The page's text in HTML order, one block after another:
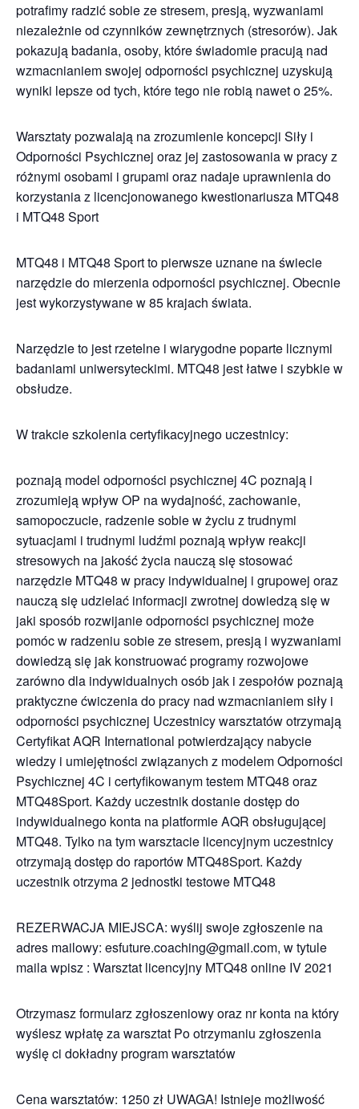
potrafimy radzić sobie ze stresem, presją, wyzwaniami
niezależnie od czynników zewnętrznych (stresorów). Jak
pokazują badania, osoby, które świadomie pracują nad
wzmacnianiem swojej odporności psychicznej uzyskują
wyniki lepsze od tych, które tego nie robią nawet o 25%.
Warsztaty pozwalają na zrozumienie koncepcji Siły i
Odporności Psychicznej oraz jej zastosowania w pracy z
różnymi osobami i grupami oraz nadaje uprawnienia do
korzystania z licencjonowanego kwestionariusza MTQ48
i MTQ48 Sport
MTQ48 i MTQ48 Sport to pierwsze uznane na świecie
narzędzie do mierzenia odporności psychicznej. Obecnie
jest wykorzystywane w 85 krajach świata.
Narzędzie to jest rzetelne i wiarygodne poparte licznymi
badaniami uniwersyteckimi. MTQ48 jest łatwe i szybkie w
obsłudze.
W trakcie szkolenia certyfikacyjnego uczestnicy:
poznają model odporności psychicznej 4C poznają i
zrozumieją wpływ OP na wydajność, zachowanie,
samopoczucie, radzenie sobie w życiu z trudnymi
sytuacjami i trudnymi ludźmi poznają wpływ reakcji
stresowych na jakość życia nauczą się stosować
narzędzie MTQ48 w pracy indywidualnej i grupowej oraz
nauczą się udzielać informacji zwrotnej dowiedzą się w
jaki sposób rozwijanie odporności psychicznej może
pomóc w radzeniu sobie ze stresem, presją i wyzwaniami
dowiedzą się jak konstruować programy rozwojowe
zarówno dla indywidualnych osób jak i zespołów poznają
praktyczne ćwiczenia do pracy nad wzmacnianiem siły i
odporności psychicznej Uczestnicy warsztatów otrzymają
Certyfikat AQR International potwierdzający nabycie
wiedzy i umiejętności związanych z modelem Odporności
Psychicznej 4C i certyfikowanym testem MTQ48 oraz
MTQ48Sport. Każdy uczestnik dostanie dostęp do
indywidualnego konta na platformie AQR obsługującej
MTQ48. Tylko na tym warsztacie licencyjnym uczestnicy
otrzymają dostęp do raportów MTQ48Sport. Każdy
uczestnik otrzyma 2 jednostki testowe MTQ48
REZERWACJA MIEJSCA: wyślij swoje zgłoszenie na
adres mailowy: esfuture.coaching@gmail.com, w tytule
maila wpisz : Warsztat licencyjny MTQ48 online IV 2021
Otrzymasz formularz zgłoszeniowy oraz nr konta na który
wyślesz wpłatę za warsztat Po otrzymaniu zgłoszenia
wyślę ci dokładny program warsztatów
Cena warsztatów: 1250 zł UWAGA! Istnieje możliwość